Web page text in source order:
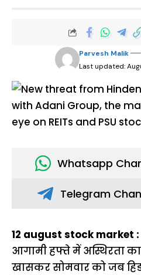
Last updated:
Parvesh Malik
Whatsapp
Telegram
12 august stock market :
आगामी हफ्ते में अस्थिरता
खासकर सोमवार को जब